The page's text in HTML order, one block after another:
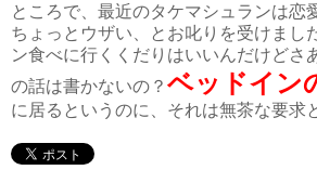
ところで、最近のタケマシュランは恋
ちょっとウザい、とお叱りを受けまし
ン食べに行くくだりはいいんだけどさ
の話は書かないの？ ベッドイン
に居るというのに、それは無茶な要求